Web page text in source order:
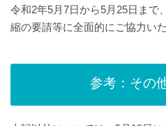
令和2年5月7日から5月25日まで
縮の要請等に全面的にご協力い
参考：その